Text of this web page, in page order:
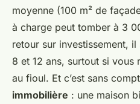
moyenne (100 m² de
à charge peut tomber à 3
retour sur investissement,
8 et 12 ans, surtout si vous
au fioul. Et c’est sans
immobilière : une maison